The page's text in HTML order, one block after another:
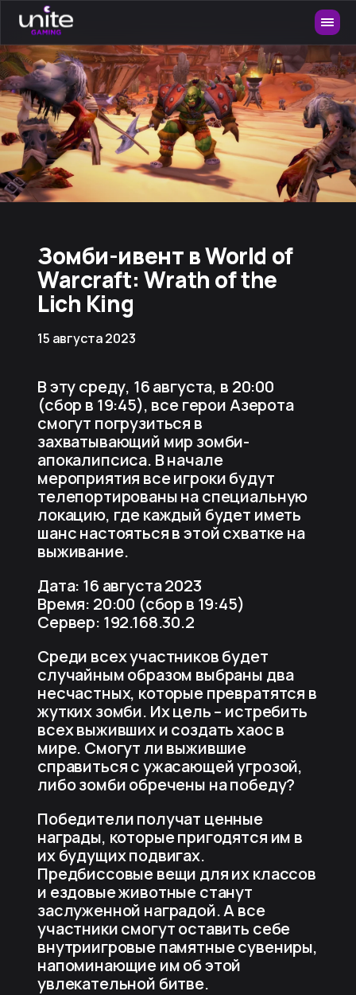
Зомби-ивент в World of
Warcraft: Wrath of the
Lich King
15 августа 2023
В эту среду, 16 августа, в 20:00
(сбор в 19:45), все герои Азерота
смогут погрузиться в
захватывающий мир зомби-
апокалипсиса. В начале
мероприятия все игроки будут
телепортированы на специальную
локацию, где каждый будет иметь
шанс настояться в этой схватке на
выживание.
Дата: 16 августа 2023
Время: 20:00 (сбор в 19:45)
Сервер: 192.168.30.2
Среди всех участников будет
случайным образом выбраны два
несчастных, которые превратятся в
жутких зомби. Их цель – истребить
всех выживших и создать хаос в
мире. Смогут ли выжившие
справиться с ужасающей угрозой,
либо зомби обречены на победу?
Победители получат ценные
награды, которые пригодятся им в
их будущих подвигах.
Предбиссовые вещи для их классов
и ездовые животные станут
заслуженной наградой. А все
участники смогут оставить себе
внутриигровые памятные сувениры,
напоминающие им об этой
увлекательной битве.